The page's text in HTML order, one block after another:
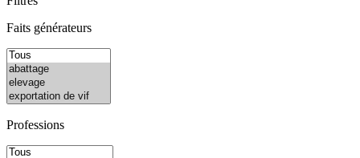
Faits générateurs
Professions